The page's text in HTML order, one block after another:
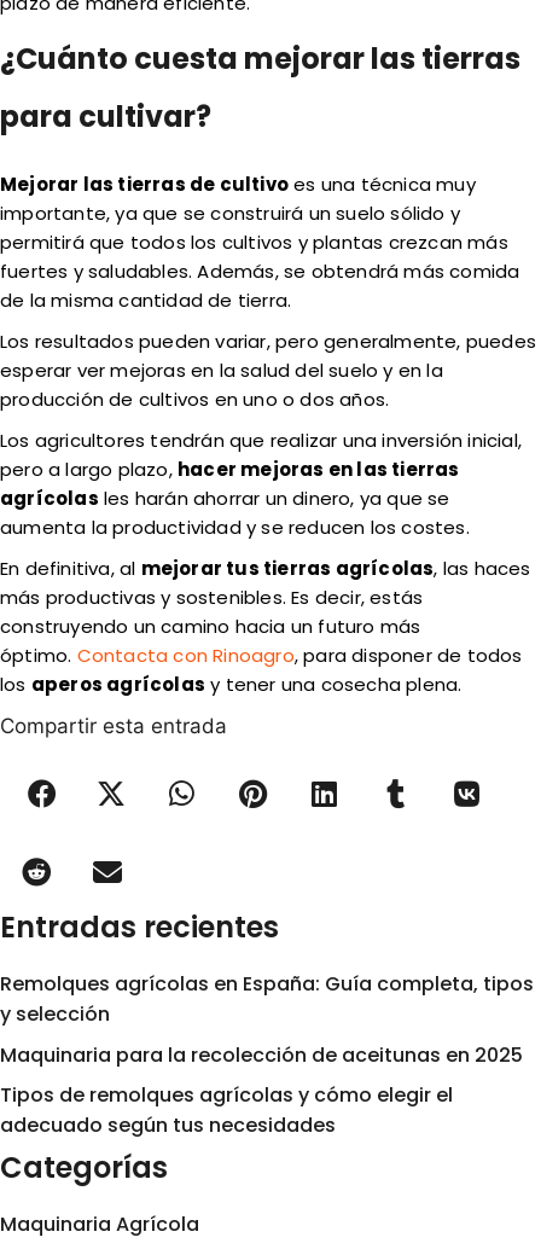
¿Cuánto cuesta mejorar las tierras
para cultivar?
Mejorar las tierras de cultivoes una técnica muy
importante, ya que se construirá un suelo sólido y
permitirá que todos los cultivos y plantas crezcan más
fuertes y saludables. Además, se obtendrá más comida
de la misma cantidad de tierra.
Los resultados pueden variar, pero generalmente, puedes
esperar ver mejoras en la salud del suelo y en la
producción de cultivos en uno o dos años.
Los agricultores tendrán que realizar una inversión inicial,
pero a largo plazo, hacer mejoras en las tierras
agrícolas les harán ahorrar un dinero, ya que se
aumenta la productividad y se reducen los costes.
En definitiva, al mejorar tus tierras agrícolas, las haces
más productivas y sostenibles. Es decir, estás
construyendo un camino hacia un futuro más
óptimo. Contacta con Rinoagro, para disponer de todos
los aperos agrícolas y tener una cosecha plena.
Compartir esta entrada
Entradas recientes
Remolques agrícolas en España: Guía completa, tipos
y selección
Maquinaria para la recolección de aceitunas en 2025
Tipos de remolques agrícolas y cómo elegir el
adecuado según tus necesidades
Categorías
Maquinaria Agrícola